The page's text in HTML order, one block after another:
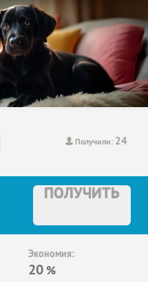
Получили: 24
ПОЛУЧИТЬ
Экономия:
20 %